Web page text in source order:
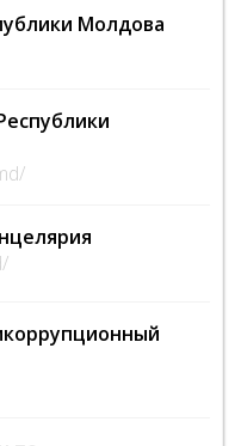
Молдова